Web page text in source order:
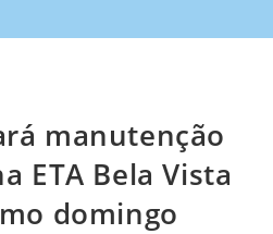
manutenção
ETA Bela Vista
domingo